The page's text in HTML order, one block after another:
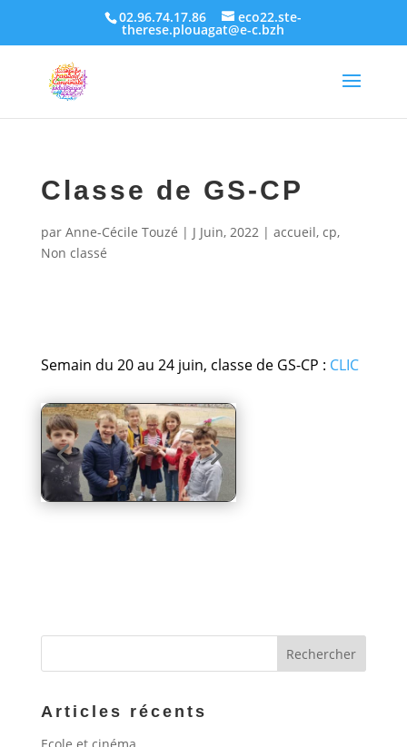
02.96.74.17.86 eco22.ste-
therese.plouagat@e-c.bzh
Classe de GS-CP
par Anne-Cécile Touzé | J Juin, 2022| accueil, cp,
Non classé
Semain du 20 au 24 juin, classe de GS-CP : CLIC
Articles récents